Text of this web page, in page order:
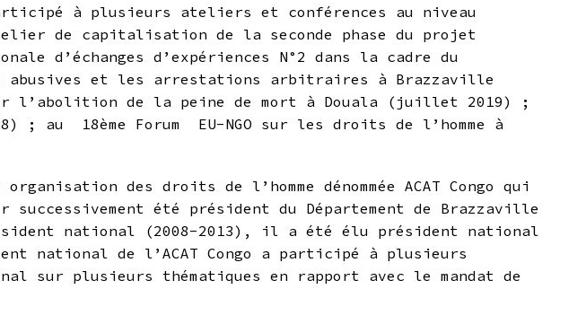
participé à plusieurs ateliers et conférences au niveau
de capitalisation de la seconde phase du projet
d’échanges d’expériences N°2 dans la cadre du
et les arrestations arbitraires à Brazzaville
l’abolition de la peine de mort à Douala (juillet 2019) ;
au 18ème Forum EU-NGO sur les droits de l’homme à
des droits de l’homme dénommée ACAT Congo qui
été président du Département de Brazzaville
national (2008-2013), il a été élu président national
de l’ACAT Congo a participé à plusieurs
sur plusieurs thématiques en rapport avec le mandat de